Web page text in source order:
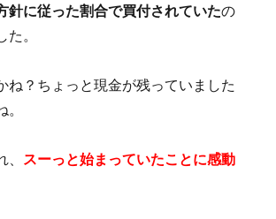
針に従った割合で買付されていたの
。
ね？ちょっと現金が残っていました
スーっと始まっていたことに感動